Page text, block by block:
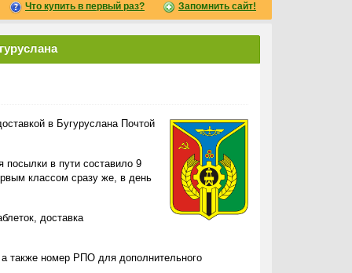
Что купить в первый раз? Запомнить сайт!
в Бугуруслана Почтой
посылки в пути составило 9
классом сразу же, в день
доставка
также номер РПО для дополнительного